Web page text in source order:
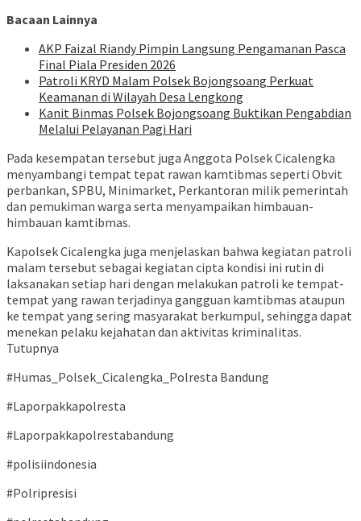
Bacaan Lainnya
AKP Faizal Riandy Pimpin Langsung Pengamanan Pasca
Final Piala Presiden 2026
Patroli KRYD Malam Polsek Bojongsoang Perkuat
Keamanan di Wilayah Desa Lengkong
Kanit Binmas Polsek Bojongsoang Buktikan Pengabdian
Melalui Pelayanan Pagi Hari
Pada kesempatan tersebut juga Anggota Polsek Cicalengka
menyambangi tempat tepat rawan kamtibmas seperti Obvit
perbankan, SPBU, Minimarket, Perkantoran milik pemerintah
dan pemukiman warga serta menyampaikan himbauan-
himbauan kamtibmas.
Kapolsek Cicalengka juga menjelaskan bahwa kegiatan patroli
malam tersebut sebagai kegiatan cipta kondisi ini rutin di
laksanakan setiap hari dengan melakukan patroli ke tempat-
tempat yang rawan terjadinya gangguan kamtibmas ataupun
ke tempat yang sering masyarakat berkumpul, sehingga dapat
menekan pelaku kejahatan dan aktivitas kriminalitas.
Tutupnya
#Humas_Polsek_Cicalengka_Polresta Bandung
#Laporpakkapolresta
#Laporpakkapolrestabandung
#polisiindonesia
#Polripresisi